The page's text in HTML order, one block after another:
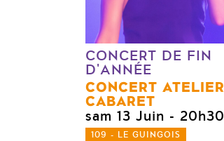
CONCERT DE FIN
D'ANNÉE
CONCERT ATELIER
CABARET
sam 13 Juin - 20h30
109 - LE GUINGOIS